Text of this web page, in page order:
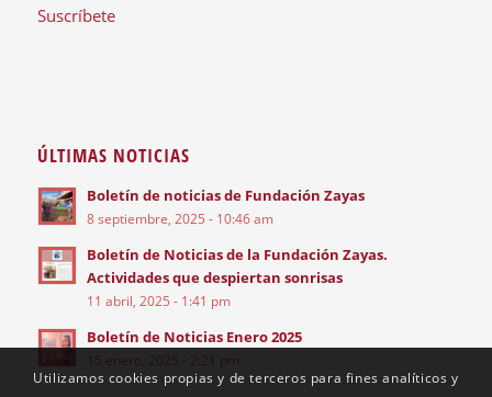
Suscríbete
ÚLTIMAS NOTICIAS
Boletín de noticias de Fundación Zayas
8 septiembre, 2025 - 10:46 am
Boletín de Noticias de la Fundación Zayas.
Actividades que despiertan sonrisas
11 abril, 2025 - 1:41 pm
Boletín de Noticias Enero 2025
15 enero, 2025 - 2:21 pm
Utilizamos cookies propias y de terceros para fines analíticos y